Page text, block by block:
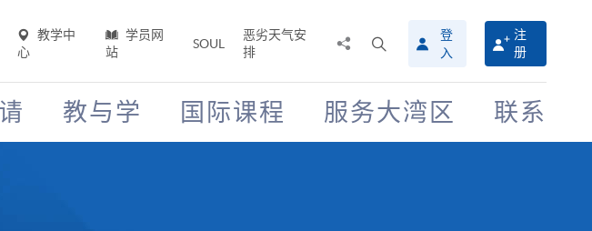
教学中
心
学员网
站
SOUL
恶劣天气安
排
搜
寻
介
面
登
入
注
册
教与学 国际课程 服务大湾区 联系